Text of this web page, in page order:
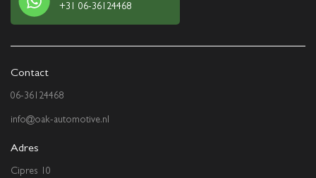
+31 06-36124468
Contact
06-36124468
info@oak-automotive.nl
Adres
Cipres 10